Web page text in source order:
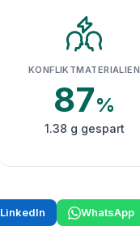
KONFLIKTMATERIALIEN
87%
1.38 g gespart
LinkedIn WhatsApp